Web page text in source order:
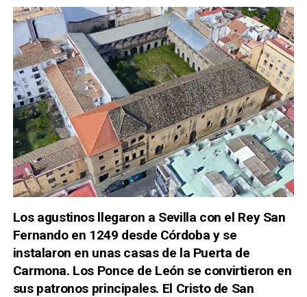
Los agustinos llegaron a Sevilla con el Rey San
Fernando en 1249 desde Córdoba y se
instalaron en unas casas de la Puerta de
Carmona. Los Ponce de León se convirtieron en
sus patronos principales. El Cristo de San